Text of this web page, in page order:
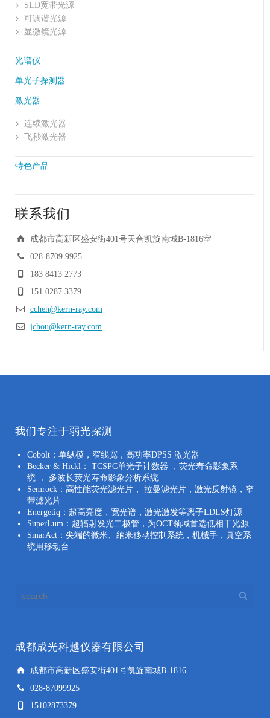
SLD宽带光源
可调谐光源
显微镜光源
光谱仪
单光子探测器
激光器
连续激光器
飞秒激光器
特色产品
联系我们
成都市高新区盛安街401号天合凯旋南城B-1816室
028-8709 9925
183 8413 2773
151 0287 3379
cchen@kern-ray.com
jchou@kern-ray.com
我们专注于弱光探测
Cobolt：单纵模，窄线宽，高功率DPSS 激光器
Becker & Hickl： TCSPC单光子计数器 ，荧光寿命影象系
统 ， 多波长荧光寿命影象分析系统
Semrock：高性能荧光滤光片， 拉曼滤光片，激光反射镜，窄
带滤光片
Energetiq：超高亮度，宽光谱，激光激发等离子LDLS灯源
SuperLum：超辐射发光二极管，为OCT领域首选低相干光源
SmarAct：尖端的微米、纳米移动控制系统，机械手，真空系
统用移动台
成都成光科越仪器有限公司
成都市高新区盛安街401号凯旋南城B-1816
028-87099925
15102873379